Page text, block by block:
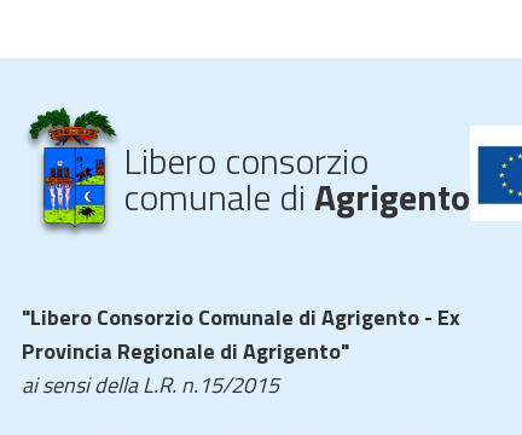
Libero consorzio
comunale diAgrigento
"Libero Consorzio Comunale di Agrigento - Ex
Provincia Regionale di Agrigento"
ai sensi della L.R. n.15/2015